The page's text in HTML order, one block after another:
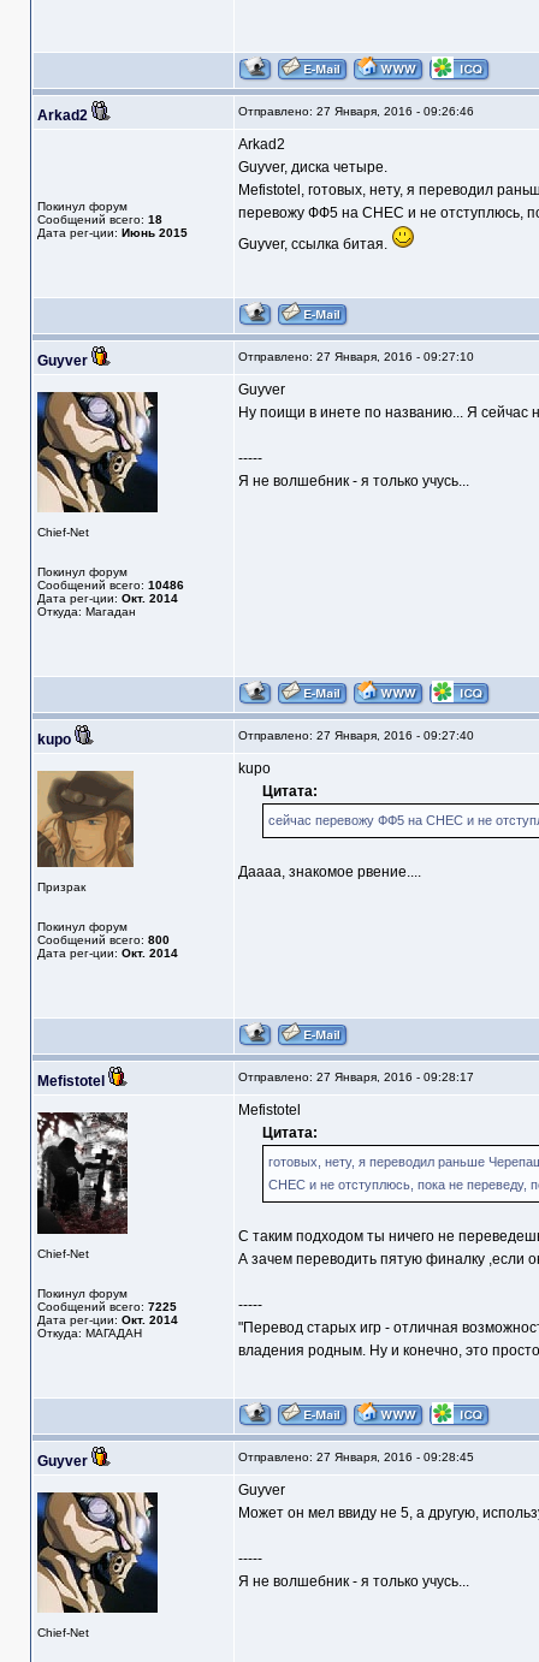
Arkad2 Отправлено: 27 Января, 2016 - 09:26:46
Покинул форум
Сообщений всего: 18
Дата рег-ции: Июнь 2015
Arkad2
Guyver, диска четыре.
Mefistotel, готовых, нету, я переводил
перевожу ФФ5 на СНЕС и не отступлюсь,
Guyver, ссылка битая.
Guyver Отправлено: 27 Января, 2016 - 09:27:10
Chief-Net
Покинул форум
Сообщений всего: 10486
Дата рег-ции: Окт. 2014
Откуда: Магадан
Guyver
Ну поищи в инете по названию... Я сейчас
-----
Я не волшебник - я только учусь...
kupo Отправлено: 27 Января, 2016 - 09:27:40
Призрак
Покинул форум
Сообщений всего: 800
Дата рег-ции: Окт. 2014
kupo
Цитата:
сейчас перевожу ФФ5 на СНЕС и не
Даааа, знакомое рвение....
Mefistotel Отправлено: 27 Января, 2016 - 09:28:17
Chief-Net
Покинул форум
Сообщений всего: 7225
Дата рег-ции: Окт. 2014
Откуда: МАГАДАН
Mefistotel
Цитата:
готовых, нету, я переводил раньше
СНЕС и не отступлюсь, пока не переведу,
С таким подходом ты ничего не
А зачем переводить пятую финалку
-----
"Перевод старых игр - отличная
владения родным. Ну и конечно, это
Guyver Отправлено: 27 Января, 2016 - 09:28:45
Chief-Net
Guyver
Может он мел ввиду не 5, а другую,
-----
Я не волшебник - я только учусь...